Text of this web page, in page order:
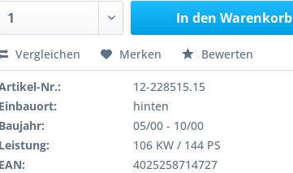
In den Warenkorb
Vergleichen Merken Bewerten
Nr.:
12-228515.15
Einbauort:
hinten
Baujahr:
05/00 - 10/00
Leistung:
106 KW / 144 PS
EAN:
4025258714727